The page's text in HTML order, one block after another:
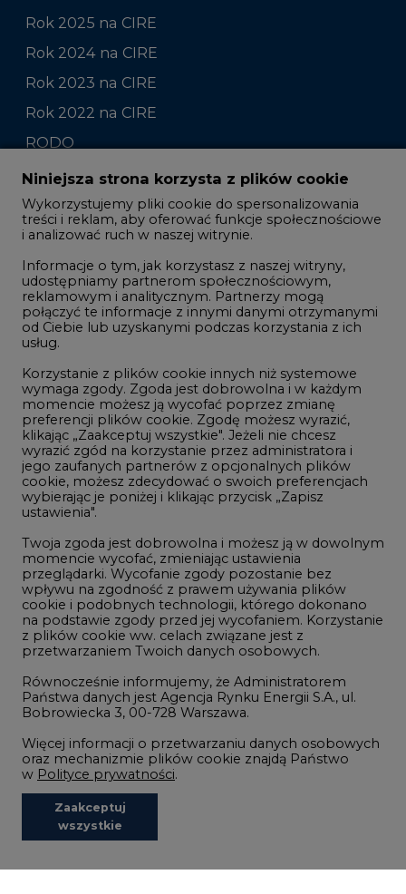
Zmiany kadrowe na rynku
Studio CIRE
Rozmowy o energetyce
Gospodarka
Geopolityka
LTE450
Innowacje i AI
Telekomunikacja i IT
Handel emisjami CO2
Wodór
Górnictwo
Atom
Fotowoltaika
Offshore wind
Zielone samorządy
Zielona gospodarka
©2002-2021 - 2026
REDAKCJA@CIRE.PL
Niniejsza strona korzysta z plików cookie
Wykorzystujemy pliki cookie do spersonalizowania
treści i reklam, aby oferować funkcje społecznościowe
i analizować ruch w naszej witrynie.
Informacje o tym, jak korzystasz z naszej witryny,
udostępniamy partnerom społecznościowym,
reklamowym i analitycznym. Partnerzy mogą
połączyć te informacje z innymi danymi otrzymanymi
od Ciebie lub uzyskanymi podczas korzystania z ich
usług.
Korzystanie z plików cookie innych niż systemowe
wymaga zgody. Zgoda jest dobrowolna i w każdym
momencie możesz ją wycofać poprzez zmianę
preferencji plików cookie. Zgodę możesz wyrazić,
klikając „Zaakceptuj wszystkie". Jeżeli nie chcesz
wyrazić zgód na korzystanie przez administratora i
jego zaufanych partnerów z opcjonalnych plików
cookie, możesz zdecydować o swoich preferencjach
wybierając je poniżej i klikając przycisk „Zapisz
ustawienia".
Twoja zgoda jest dobrowolna i możesz ją w dowolnym
momencie wycofać, zmieniając ustawienia
przeglądarki. Wycofanie zgody pozostanie bez
wpływu na zgodność z prawem używania plików
cookie i podobnych technologii, którego dokonano
na podstawie zgody przed jej wycofaniem. Korzystanie
z plików cookie ww. celach związane jest z
przetwarzaniem Twoich danych osobowych.
Równocześnie informujemy, że Administratorem
Państwa danych jest Agencja Rynku Energii S.A., ul.
Bobrowiecka 3, 00-728 Warszawa.
Więcej informacji o przetwarzaniu danych osobowych
oraz mechanizmie plików cookie znajdą Państwo
w Polityce prywatności.
Zaakceptuj
wszystkie
Niezbędne pliki cookies